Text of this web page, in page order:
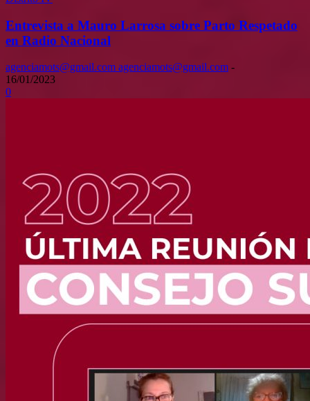
Entrevista a Mauro Larrosa sobre Parto Respetado
en Radio Nacional
agenciamots@gmail.com agenciamots@gmail.com -
16/01/2023
0